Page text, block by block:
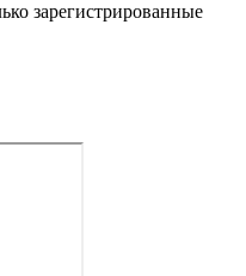
зарегистрированные